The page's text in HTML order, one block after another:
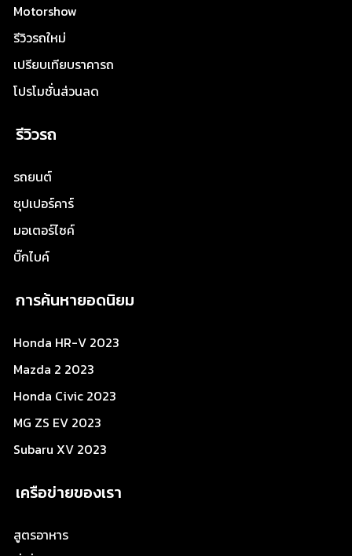
Motorshow
รีวิวรถใหม่
เปรียบเทียบราคารถ
โปรโมชั่นส่วนลด
รีวิวรถ
รถยนต์
ซุปเปอร์คาร์
มอเตอร์ไซค์
บิ๊กไบค์
การค้นหายอดนิยม
Honda HR-V 2023
Mazda 2 2023
Honda Civic 2023
MG ZS EV 2023
Subaru XV 2023
เครือข่ายของเรา
สูตรอาหาร